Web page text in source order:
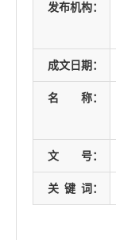
发布机构：
成文日期：
名 称：
文 号：
关 键 词：